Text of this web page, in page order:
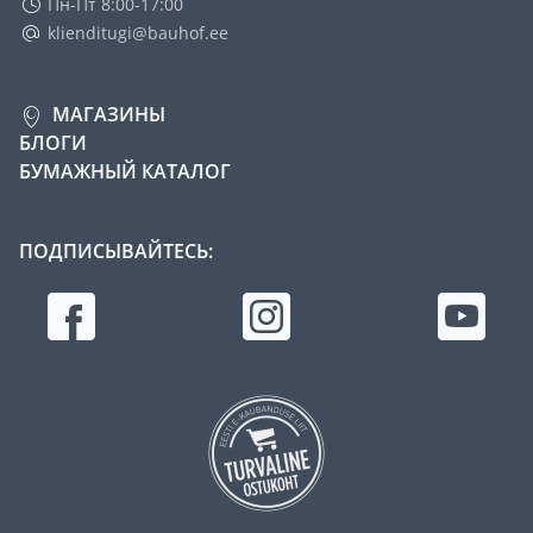
klienditugi@bauhof.ee
МАГАЗИНЫ
БЛОГИ
БУМАЖНЫЙ КАТАЛОГ
ПОДПИСЫВАЙТЕСЬ: